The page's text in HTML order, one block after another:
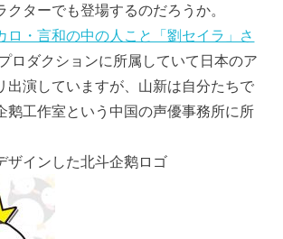
クターでも登場するのだろうか。
ロ・言和の中の人こと「劉セイラ」さ
ロダクションに所属していて日本のア
出演していますが、山新は自分たちで
鹅工作室という中国の声優事務所に所
ザインした北斗企鹅ロゴ